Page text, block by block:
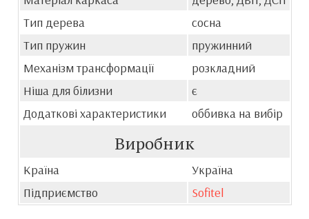
Тип дерева
сосна
Тип пружин
пружинний
Механізм трансформації
розкладний
Ніша для білизни
є
Додаткові характеристики
оббивка на вибір
Виробник
Країна
Україна
Підприємство
Sofitel